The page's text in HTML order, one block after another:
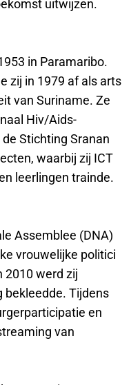
uitwijzen.
in Paramaribo.
zij in 1979 af als arts
van Suriname. Ze
Hiv/Aids-
Stichting Sranan
waarbij zij ICT
leerlingen trainde.
Assemblee (DNA)
vrouwelijke politici
2010 werd zij
bekleedde. Tijdens
en
van